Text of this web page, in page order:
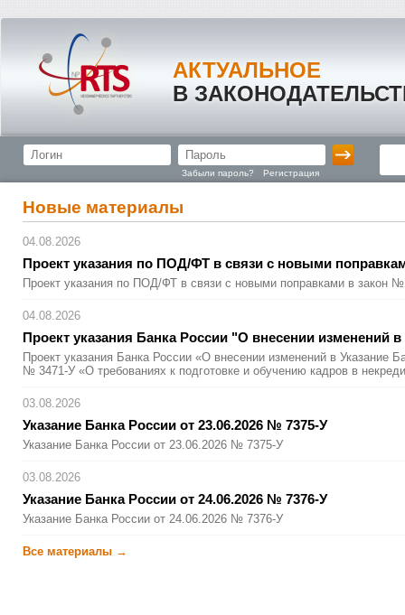
АКТУАЛЬНОЕ
В
Забыли пароль? Регистрация
Новые материалы
04.08.2026
Проект указания по ПОД/ФТ в связи с новыми
Проект указания по ПОД/ФТ в связи с новыми поправками в закон
04.08.2026
Проект указания Банка России "О внесении изменений
Проект указания Банка России «О внесении изменений в Указание
№ 3471-У «О требованиях к подготовке и обучению кадров в
03.08.2026
Указание Банка России от 23.06.2026 № 7375-У
Указание Банка России от 23.06.2026 № 7375-У
03.08.2026
Указание Банка России от 24.06.2026 № 7376-У
Указание Банка России от 24.06.2026 № 7376-У
Все материалы →